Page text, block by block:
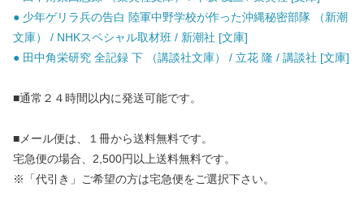
● 少年ゲリラ兵の告白 陸軍中野学校が作った沖縄秘密部隊 （新潮
文庫） / NHKスペシャル取材班 / 新潮社 [文庫]
● 田中角栄研究 全記録 下 （講談社文庫） / 立花 隆 / 講談社 [文庫]
■通常２４時間以内に発送可能です。
■メール便は、１冊から送料無料です。
宅急便の場合、2,500円以上送料無料です。
※「代引き」ご希望の方は宅急便をご選択下さい。